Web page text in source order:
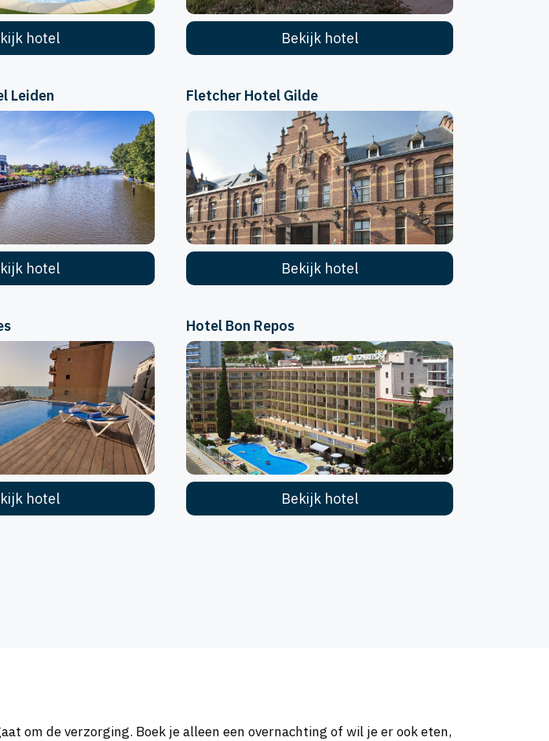
hotel Bekijk hotel
Leiden
hotel
Fletcher Hotel Gilde
Bekijk hotel
hotel
Hotel Bon Repos
Bekijk hotel
om de verzorging. Boek je alleen een overnachting of wil je er ook eten,